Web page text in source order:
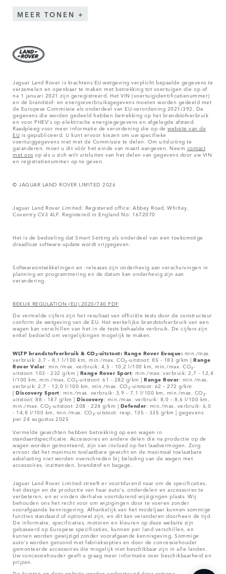
MEER TONEN
Jaguar Land Rover is krachtens EU-wetgeving verplicht bepaalde gegevens te
verzamelen en openbaar te maken met betrekking tot voertuigen die op of
na 1 januari 2021 zijn geregistreerd. Het VIN (voertuigidentificatienummer)
en de brandstof- en energieverbruiksgegevens moeten worden gedeeld met
de Europese Commissie als onderdeel van EU-verordening 2021/392. De
gegevens die worden gedeeld hebben betrekking op het brandstofverbruik
en voor PHEV's op elektrische energiegegevens en afgelegde afstand.
Raadpleeg voor meer informatie de verordening die op dewebsite van de
EU is gepubliceerd. U kunt ervoor kiezen om uw specifieke
voertuiggegevens niet met de Commissie te delen. Om uitsluiting te
garanderen, moet u dit vóór het einde van maart aangeven. Neem contact
met ons op als u zich wilt uitsluiten van het delen van gegevens door uw VIN
en registratienummer op te geven.
© JAGUAR LAND ROVER LIMITED 2026
Jaguar Land Rover Limited: Registered office: Abbey Road, Whitley,
Coventry CV3 4LF. Registered in England No: 1672070
Het is de bedoeling dat Smart Setting als onderdeel van een toekomstige
draadloze software-update wordt vrijgegeven.
Softwareontwikkelingen en -releases zijn onderhevig aan verschuivingen in
planning en programmering en de datum kan onderhevig zijn aan
verandering.
BEKIJK REGULATION (EU) 2020/740 PDF
De vermelde cijfers zijn het resultaat van officiële tests door de constructeur
conform de wetgeving van de EU. Het werkelijke brandstofverbruik van een
wagen kan verschillen van het in de tests behaalde verbruik. De cijfers zijn
enkel bedoeld om vergelijkingen mogelijk te maken.
WLTP brandstofverbruik & CO₂-uitstoot: Range Rover Evoque: min./max.
verbruik: 3,7 – 8,1 l/100 km, min./max. CO₂-uitstoot: 85 - 183 g/km | Range
Rover Velar: min./max. verbruik: 4,5 - 10,2 l/100 km, min./max. CO₂-
uitstoot: 103 - 232 g/km | Range Rover Sport: min./max. verbruik: 2,7 - 12,4
l/100 km, min./max. CO₂-uitstoot: 61 - 282 g/km | Range Rover: min./max.
verbruik: 2,7 - 12,0 l/100 km, min./max. CO₂-uitstoot: 62 – 272 g/km
| Discovery Sport: min./max. verbruik: 3,9 – 7,1 l/100 km, min./max. CO₂-
uitstoot: 88 - 187 g/km | Discovery: min./max. verbruik: 8,0 – 8,6 l/100 km,
min./max. CO₂-uitstoot: 208 - 224 g/km | Defender: min./max. verbruik: 6,0
- 14,8 l/100 km, min./max. CO₂-uitstoot: resp. 135 - 335 g/km | gegevens
per 24 augustus 2025
Vermelde gewichten hebben betrekking op een wagen in
standaardspecificatie. Accessoires en andere delen die na productie op de
wagen worden gemonteerd, zijn van invloed op het laadvermogen. Zorg
ervoor dat het maximum toelaatbare gewicht en de maximaal toelaatbare
asbelasting niet worden overschreden bij belading van de wagen met
accessoires, inzittenden, brandstof en bagage.
Jaguar Land Rover Limited streeft er voortdurend naar om de specificaties,
het design en de productie van haar auto's, onderdelen en accessoires te
verbeteren, en er vinden derhalve voortdurend wijzigingen plaats. Wij
behouden ons het recht voor om wijzigingen door te voeren zonder
voorafgaande kennisgeving. Afhankelijk van het modeljaar kunnen sommige
functies standaard of optioneel zijn, en dit kan veranderen doorheen de tijd.
De informatie, specificaties, motoren en kleuren op deze website zijn
gebaseerd op Europese specificaties, kunnen per land verschillen, en
kunnen worden gewijzigd zonder voorafgaande kennisgeving. Sommige
auto's worden getoond met fabrieksopties en door de concessiehouder
gemonteerde accessoires die mogelijk niet beschikbaar zijn in alle landen.
Uw concessiehouder geeft u graag meer informatie over beschikbaarheid en
prijzen.